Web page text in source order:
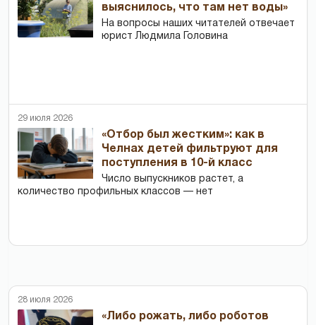
выяснилось, что там нет воды»
На вопросы наших читателей отвечает
юрист Людмила Головина
29 июля 2026
«Отбор был жестким»: как в
Челнах детей фильтруют для
поступления в 10-й класс
Число выпускников растет, а
количество профильных классов — нет
28 июля 2026
«Либо рожать, либо роботов